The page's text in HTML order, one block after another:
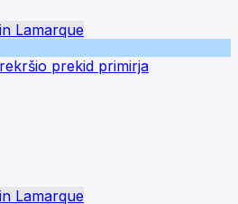
prekid primirja